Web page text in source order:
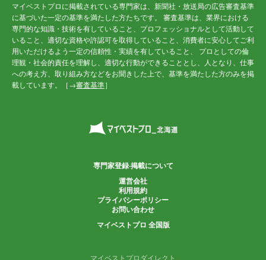
マイベストプロに掲載されている専門家は、新聞社・放送局の広告審査基準
に基づいた一定の基準を満たした方たちです。 審査基準は、業界における
専門的な知識・技術を有していること、プロフェッショナルとして活動して
いること、適切な資格や許認可を取得していること、消費者に安心してご利
用いただけるよう一定の信頼性・実績を有していること、 プロとしての倫
理観・社会的責任を理解し、適切な行動ができることとし、人となり、仕事
への考え方、取り組み方などをお聞きした上で、基準を満たした方のみを掲
載しています。［→審査基準］
専門家登録·掲載について
運営会社
利用規約
プライバシーポリシー
お問い合わせ
マイベストプロ 全国版
マイベストプロダイレクト